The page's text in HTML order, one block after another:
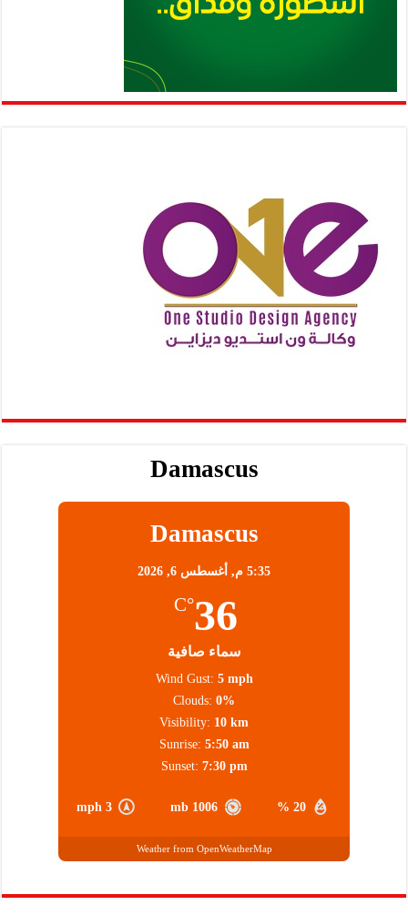
Damascus
Damascus
5:35 م, أغسطس 6, 2026
36
°C
سماء صافية
20 %
1006 mb
3 mph
Wind Gust: 5 mph
Clouds: 0%
Visibility: 10 km
Sunrise: 5:50 am
Sunset: 7:30 pm
Weather from OpenWeatherMap